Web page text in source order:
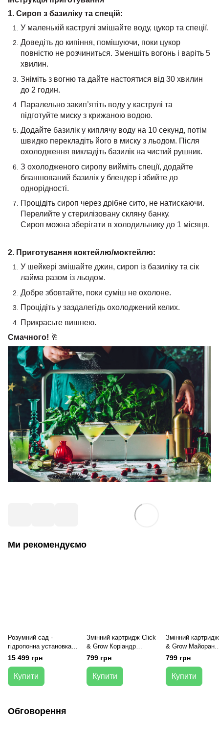
1. Сироп з базиліку та спецій:
У маленькій каструлі змішайте воду, цукор та спеції.
Доведіть до кипіння, помішуючи, поки цукор
повністю не розчиниться. Зменшіть вогонь і варіть 5
хвилин.
Зніміть з вогню та дайте настоятися від 30 хвилин
до 2 годин.
Паралельно закип’ятіть воду у каструлі та
підготуйте миску з крижаною водою.
Додайте базилік у киплячу воду на 10 секунд, потім
швидко перекладіть його в миску з льодом. Після
охолодження викладіть базилік на чистий рушник.
З охолодженого сиропу вийміть спеції, додайте
бланшований базилік у блендер і збийте до
однорідності.
Процідіть сироп через дрібне сито, не натискаючи.
Перелийте у стерилізовану скляну банку.
Сироп можна зберігати в холодильнику до 1 місяця.
2. Приготування коктейлю/моктейлю:
У шейкері змішайте джин, сироп із базиліку та сік
лайма разом із льодом.
Добре збовтайте, поки суміш не охолоне.
Процідіть у заздалегідь охолоджений келих.
Прикрасьте вишнею.
Смачного! 🥂
Ми рекомендуємо
Розумний сад -
гідропонна установка
для рослин, Smart
Garden 9, білий
15 499 грн
Купити
Змінний картридж Click
& Grow Коріандр
(Cilantro/Coriander) 3
капсули
799 грн
Купити
Змінний
& Grow Майоран
(Replaceable
)3 капсули
799 грн
Купити
Обговорення